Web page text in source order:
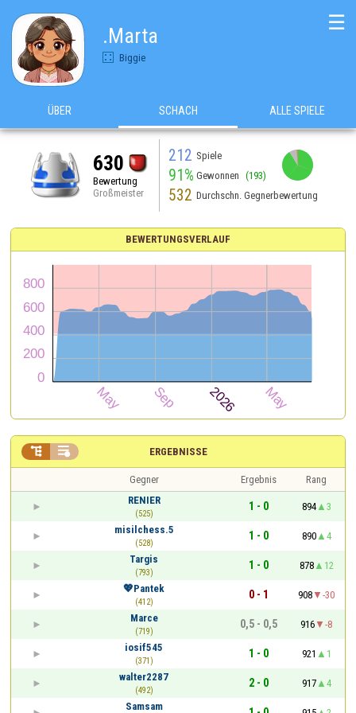
.Marta
Biggie
☰
ÜBER SCHACH ALLE SPIELE
630
Bewertung
Großmeister
212 Spiele
91% Gewonnen (193)
532 Durchschn. Gegnerbewertung
BEWERTUNGSVERLAUF
ERGEBNISSE
 
Gegner Ergebnis
Rang
RENIER
(525)
1 - 0 894
3
misilchess.5
(528)
1 - 0 890
4
Targis
(793)
1 - 0 878
12
💖Pantek
(412)
0 - 1 908
-30
Marce
(719)
0,5 - 0,5 916
-8
iosif545
(371)
1 - 0 921
1
walter2287
(492)
2 - 0 917
4
Samsam